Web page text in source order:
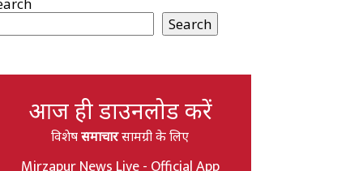
Search
आज ही डाउनलोड करें
विशेषसमाचारसामग्री के लिए